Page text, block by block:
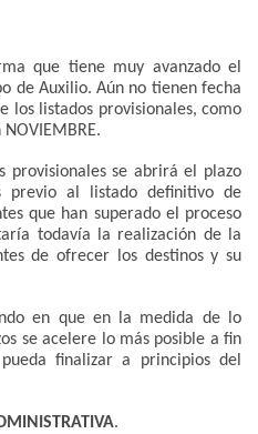
que tiene muy avanzado el
de Auxilio. Aún no tienen fecha
los listados provisionales, como
provisionales se abrirá el plazo
previo al listado definitivo de
que han superado el proceso
todavía la realización de la
de ofrecer los destinos y su
en que en la medida de lo
se acelere lo más posible a fin
finalizar a principios del
.